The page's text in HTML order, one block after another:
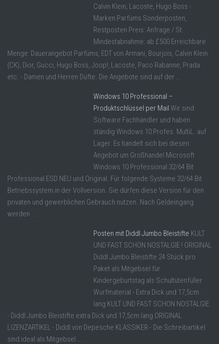
Calvin Klein, Lacoste, Hugo Boss -
Marken Parfüms Sonderposten,
Restposten Preis: Anfrage / St.
Mindestabnahme: ab £500 Erreichbare
Menge: Dauerangebot Parfüms, EDT von Armani, Bourjois, Calvin Klein
(CK), Dior, Gucci, Hugo Boss, Joop!, Lacoste, Paco Rabanne, Prada
etc. - Damen und Herren Düfte. Die Angebote sind auf der ...
Windows 10 Professional –
Produktschlüssel per Mail Wir sind
Software Fachhändler und haben
ständig Windows 10 Profes. MultiL. auf
Lager. Es handelt sich bei diesen
Angebot um Großhandel Microsoft
Windows 10 Professional 32/64 Bit
Professional ESD NEU und Original. Für folgende Systeme 32/64 Bit
Betriebssystem in der Vollversion. Sie dürfen diese Version für den
privaten und gewerblichen Gebrauch nutzen. Nach Geldeingang
werden ...
Posten mit Diddl Jumbo Bleistifte KULT
UND FAST SCHON NOSTALGIE ! ORIGINAL
Diddl Jumbo Bleistifte 24 Stück pro
Paket als Mitgebsel für
Kindergeburtstag als Schultütenfüller
Wurfmaterial - Extra Dick und 17,5cm
lang KULT UND FAST SCHON NOSTALGIE
- Diddl Jumbo Bleistifte extra Dick und 17,5cm lang ORIGINAL
LIZENZARTIKEL - Diddl von Depesche KLASSIKER - Die Schreibartikel
sind ideal als Mitgebsel ...